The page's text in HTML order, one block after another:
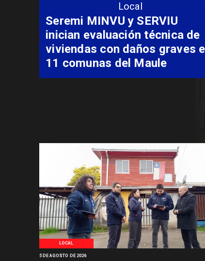
LOCAL
5 DE AGOSTO DE 2026
Local
Fondo Orasmi entrega apoyo a
familia de Romeral para
costear alimentación
especializada de niño con
Síndrome de Intestino Corto